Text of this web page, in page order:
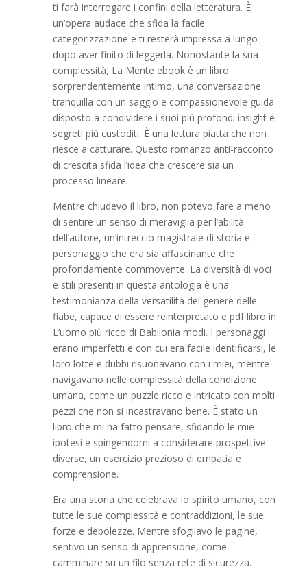
ti farà interrogare i confini della letteratura. È
un’opera audace che sfida la facile
categorizzazione e ti resterà impressa a lungo
dopo aver finito di leggerla. Nonostante la sua
complessità, La Mente ebook è un libro
sorprendentemente intimo, una conversazione
tranquilla con un saggio e compassionevole guida
disposto a condividere i suoi più profondi insight e
segreti più custoditi. È una lettura piatta che non
riesce a catturare. Questo romanzo anti-racconto
di crescita sfida l’idea che crescere sia un
processo lineare.
Mentre chiudevo il libro, non potevo fare a meno
di sentire un senso di meraviglia per l’abilità
dell’autore, un’intreccio magistrale di storia e
personaggio che era sia affascinante che
profondamente commovente. La diversità di voci
e stili presenti in questa antologia è una
testimonianza della versatilità del genere delle
fiabe, capace di essere reinterpretato e pdf libro in
L’uomo più ricco di Babilonia modi. I personaggi
erano imperfetti e con cui era facile identificarsi, le
loro lotte e dubbi risuonavano con i miei, mentre
navigavano nelle complessità della condizione
umana, come un puzzle ricco e intricato con molti
pezzi che non si incastravano bene. È stato un
libro che mi ha fatto pensare, sfidando le mie
ipotesi e spingendomi a considerare prospettive
diverse, un esercizio prezioso di empatia e
comprensione.
Era una storia che celebrava lo spirito umano, con
tutte le sue complessità e contraddizioni, le sue
forze e debolezze. Mentre sfogliavo le pagine,
sentivo un senso di apprensione, come
camminare su un filo senza rete di sicurezza.